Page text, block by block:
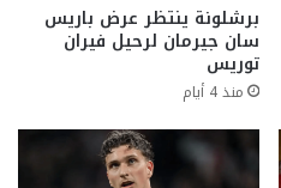
برشلونة ينتظر عرض باريس
سان جيرمان لرحيل فيران
توريس
منذ 4 أيام